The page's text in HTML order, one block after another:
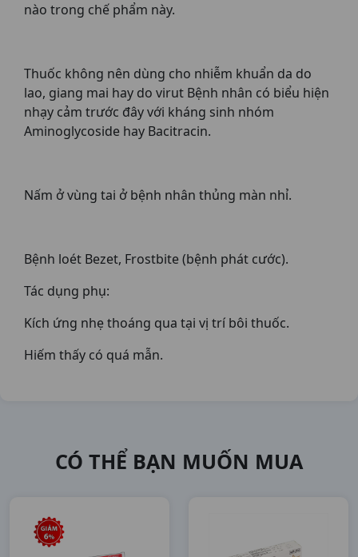
nào trong chế phẩm này.
Thuốc không nên dùng cho nhiễm khuẩn da do
lao, giang mai hay do virut Bệnh nhân có biểu hiện
nhạy cảm trước đây với kháng sinh nhóm
Aminoglycoside hay Bacitracin.
Nấm ở vùng tai ở bệnh nhân thủng màn nhỉ.
Bệnh loét Bezet, Frostbite (bệnh phát cước).
Tác dụng phụ:
Kích ứng nhẹ thoáng qua tại vị trí bôi thuốc.
Hiếm thấy có quá mẫn.
CÓ THỂ BẠN MUỐN MUA